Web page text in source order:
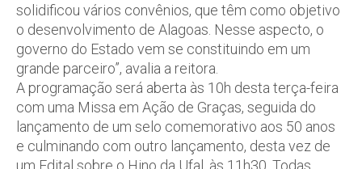
solidificou vários convênios, que têm como objetivo
o desenvolvimento de Alagoas. Nesse aspecto, o
governo do Estado vem se constituindo em um
grande parceiro”, avalia a reitora.
A programação será aberta às 10h desta terça-feira
com uma Missa em Ação de Graças, seguida do
lançamento de um selo comemorativo aos 50 anos
e culminando com outro lançamento, desta vez de
um Edital sobre o Hino da Ufal, às 11h30. Todas